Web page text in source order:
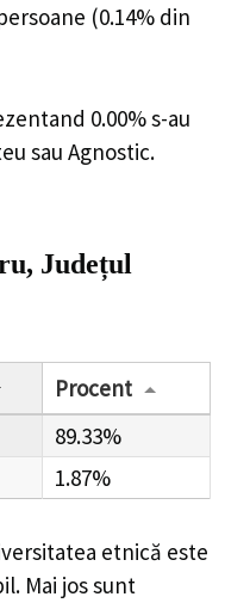
(0.14% din
0.00% s-au
sau Agnostic.
Județul
Procent
89.33%
1.87%
etnică este
Mai jos sunt